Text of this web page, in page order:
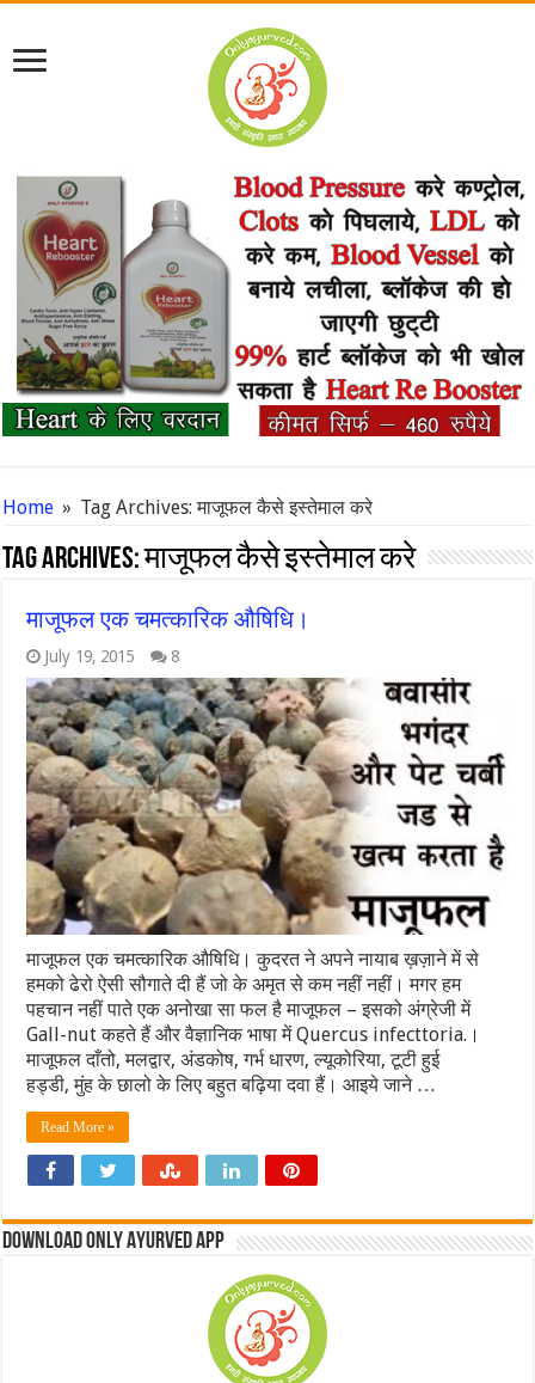
Home » Tag Archives: माजूफल कैसे इस्तेमाल करे
Tag Archives:माजूफल कैसे इस्तेमाल करे
माजूफल एक चमत्कारिक औषिधि।
July 19, 2015 8
माजूफल एक चमत्कारिक औषिधि। कुदरत ने अपने नायाब ख़ज़ाने में से
हमको ढेरो ऐसी सौगाते दी हैं जो के अमृत से कम नहीं नहीं। मगर हम
पहचान नहीं पाते एक अनोखा सा फल है माजूफल – इसको अंग्रेजी में
Gall-nut कहते हैं और वैज्ञानिक भाषा में Quercus infecttoria.।
माजूफल दाँतो, मलद्वार, अंडकोष, गर्भ धारण, ल्यूकोरिया, टूटी हुई
हड्डी, मुंह के छालो के लिए बहुत बढ़िया दवा हैं। आइये जाने …
Read More »
Download Only Ayurved App